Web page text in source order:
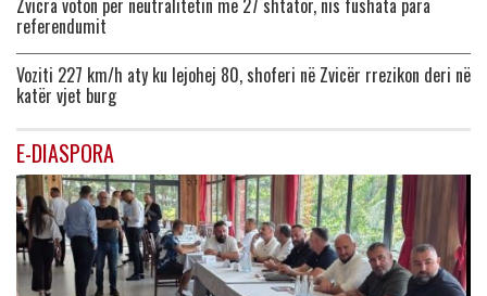
Zvicra voton për neutralitetin më 27 shtator, nis fushata para
referendumit
Voziti 227 km/h aty ku lejohej 80, shoferi në Zvicër rrezikon deri në
katër vjet burg
E-DIASPORA